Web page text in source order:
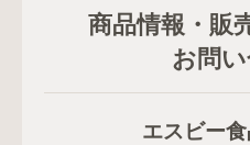
商品情報・販
お問
エスビー